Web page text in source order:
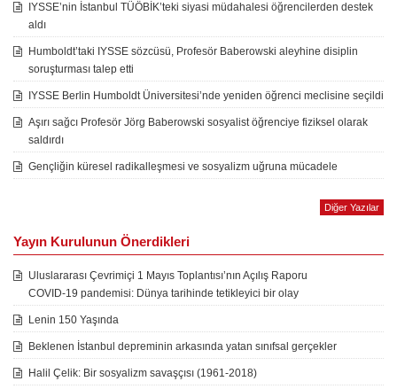
IYSSE’nin İstanbul TÜÖBİK’teki siyasi müdahalesi öğrencilerden destek
aldı
Humboldt’taki IYSSE sözcüsü, Profesör Baberowski aleyhine disiplin
soruşturması talep etti
IYSSE Berlin Humboldt Üniversitesi’nde yeniden öğrenci meclisine seçildi
Aşırı sağcı Profesör Jörg Baberowski sosyalist öğrenciye fiziksel olarak
saldırdı
Gençliğin küresel radikalleşmesi ve sosyalizm uğruna mücadele
Diğer Yazılar
Yayın Kurulunun Önerdikleri
Uluslararası Çevrimiçi 1 Mayıs Toplantısı’nın Açılış Raporu
COVID-19 pandemisi: Dünya tarihinde tetikleyici bir olay
Lenin 150 Yaşında
Beklenen İstanbul depreminin arkasında yatan sınıfsal gerçekler
Halil Çelik: Bir sosyalizm savaşçısı (1961-2018)